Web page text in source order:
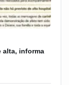
alta, informa